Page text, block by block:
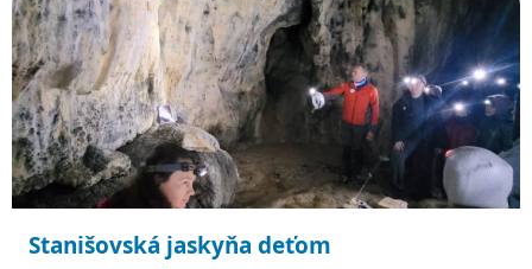
Stanišovská jaskyňa deťom